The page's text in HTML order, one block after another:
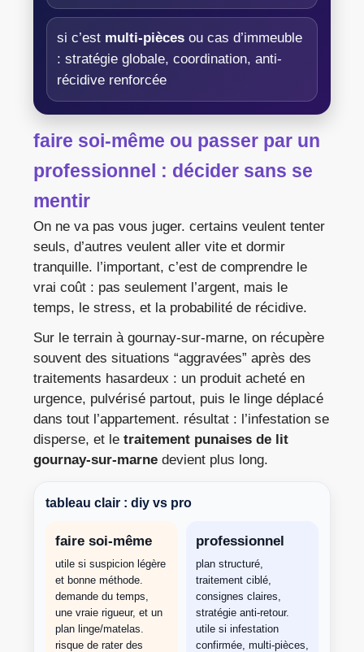
si c’est multi-pièces ou cas d’immeuble
: stratégie globale, coordination, anti-
récidive renforcée
faire soi-même ou passer par un
professionnel : décider sans se
mentir
On ne va pas vous juger. certains veulent tenter
seuls, d’autres veulent aller vite et dormir
tranquille. l’important, c’est de comprendre le
vrai coût : pas seulement l’argent, mais le
temps, le stress, et la probabilité de récidive.
Sur le terrain à gournay-sur-marne, on récupère
souvent des situations “aggravées” après des
traitements hasardeux : un produit acheté en
urgence, pulvérisé partout, puis le linge déplacé
dans tout l’appartement. résultat : l’infestation se
disperse, et le traitement punaises de lit
gournay-sur-marne devient plus long.
tableau clair : diy vs pro
faire soi-même
utile si suspicion légère
et bonne méthode.
demande du temps,
une vraie rigueur, et un
plan linge/matelas.
risque de rater des
professionnel
plan structuré,
traitement ciblé,
consignes claires,
stratégie anti-retour.
utile si infestation
confirmée, multi-pièces,